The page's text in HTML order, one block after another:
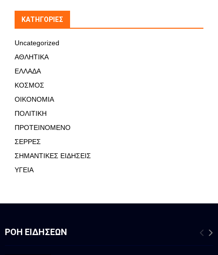
KΑΤΗΓΟΡΊΕΣ
Uncategorized
ΑΘΛΗΤΙΚΑ
ΕΛΛΑΔΑ
ΚΟΣΜΟΣ
ΟΙΚΟΝΟΜΙΑ
ΠΟΛΙΤΙΚΗ
ΠΡΟΤΕΙΝΟΜΕΝΟ
ΣΕΡΡΕΣ
ΣΗΜΑΝΤΙΚΕΣ ΕΙΔΗΣΕΙΣ
ΥΓΕΙΑ
ΡΟΉ ΕΙΔΉΣΕΩΝ